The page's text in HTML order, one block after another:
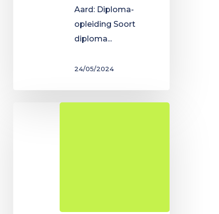
Aard: Diploma-
opleiding Soort
diploma...
24/05/2024